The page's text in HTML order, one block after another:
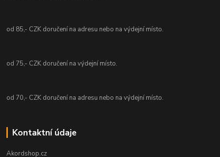
od 85,- CZK doručení na adresu nebo na výdejní místo.
od 75,- CZK doručení na výdejní místo.
od 70,- CZK doručení na adresu nebo na výdejní místo.
Kontaktní údaje
Akordshop.cz